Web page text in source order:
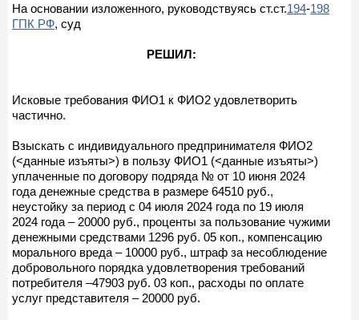
На основании изложенного, руководствуясь ст.ст.194-198
ГПК РФ, суд
РЕШИЛ:
Исковые требования ФИО1 к ФИО2 удовлетворить
частично.
Взыскать с индивидуального предпринимателя ФИО2
(<данные изъяты>) в пользу ФИО1 (<данные изъяты>)
уплаченные по договору подряда № от 10 июня 2024
года денежные средства в размере 64510 руб.,
неустойку за период с 04 июля 2024 года по 19 июля
2024 года – 20000 руб., проценты за пользование чужими
денежными средствами 1296 руб. 05 коп., компенсацию
морального вреда – 10000 руб., штраф за несоблюдение
добровольного порядка удовлетворения требований
потребителя –47903 руб. 03 коп., расходы по оплате
услуг представителя – 20000 руб.